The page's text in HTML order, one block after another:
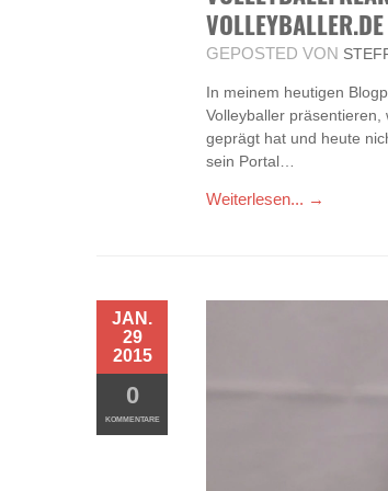
VOLLEYBALLER.DE
GEPOSTED VON
In meinem heutigen
Volleyballer
geprägt hat und heute
sein Portal…
Weiterlesen... →
JAN.
29
2015
0
KOMMENTARE